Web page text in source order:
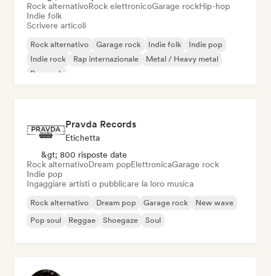
Rock alternativoRock elettronicoGarage rockHip-hop
Indie folk
Scrivere articoli
Rock alternativo Garage rock Indie folk
Indie pop
Indie rock
Rap internazionale
Metal / Heavy metal
Pop rock
Pravda Records
Etichetta
&gt; 800 risposte date
Rock alternativoDream popElettronicaGarage rock
Indie pop
Ingaggiare artisti o pubblicare la loro musica
Rock alternativo Dream pop Garage rock
New wave
Pop soul
Reggae Shoegaze Soul